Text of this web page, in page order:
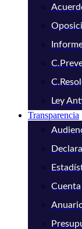
Ley
Transparencia